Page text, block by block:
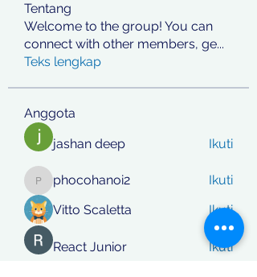
Tentang
Welcome to the group! You can
connect with other members, ge...
Teks lengkap
Anggota
jashan deep
Ikuti
phocohanoi2
phocohanoi2
Ikuti
Vitto Scaletta
Ikuti
React Junior Ikuti